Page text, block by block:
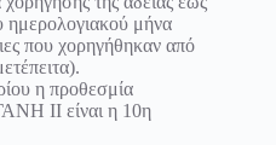
ημερολογιακού μήνα
που χορηγήθηκαν από
η προθεσμία
ΙΙ είναι η 10η